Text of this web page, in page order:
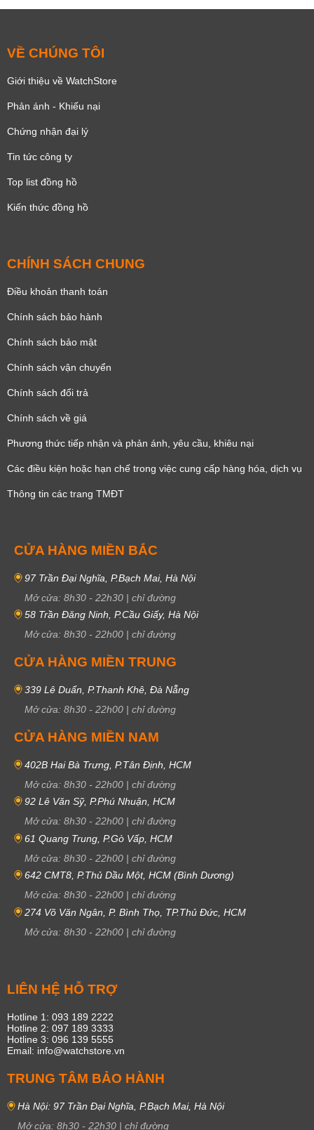
VỀ CHÚNG TÔI
Giới thiệu về WatchStore
Phản ánh - Khiếu nại
Chứng nhận đại lý
Tin tức công ty
Top list đồng hồ
Kiến thức đồng hồ
CHÍNH SÁCH CHUNG
Điều khoản thanh toán
Chính sách bảo hành
Chính sách bảo mật
Chính sách vận chuyển
Chính sách đổi trả
Chính sách về giá
Phương thức tiếp nhận và phản ánh, yêu cầu, khiêu nại
Các điều kiện hoặc hạn chế trong việc cung cấp hàng hóa, dịch vụ
Thông tin các trang TMĐT
CỬA HÀNG MIỀN BẮC
97 Trần Đại Nghĩa, P.Bạch Mai, Hà Nội
Mở cửa: 8h30 - 22h30 | chỉ đường
58 Trần Đăng Ninh, P.Cầu Giấy, Hà Nội
Mở cửa: 8h30 - 22h00 | chỉ đường
CỬA HÀNG MIỀN TRUNG
339 Lê Duẩn, P.Thanh Khê, Đà Nẵng
Mở cửa: 8h30 - 22h00 | chỉ đường
CỬA HÀNG MIỀN NAM
402B Hai Bà Trưng, P.Tân Định, HCM
Mở cửa: 8h30 - 22h00 | chỉ đường
92 Lê Văn Sỹ, P.Phú Nhuận, HCM
Mở cửa: 8h30 - 22h00 | chỉ đường
61 Quang Trung, P.Gò Vấp, HCM
Mở cửa: 8h30 - 22h00 | chỉ đường
642 CMT8, P.Thủ Dầu Một, HCM (Bình Dương)
Mở cửa: 8h30 - 22h00 | chỉ đường
274 Võ Văn Ngân, P. Bình Thọ, TP.Thủ Đức, HCM
Mở cửa: 8h30 - 22h00 | chỉ đường
LIÊN HỆ HỖ TRỢ
Hotline 1: 093 189 2222
Hotline 2: 097 189 3333
Hotline 3: 096 139 5555
Email: info@watchstore.vn
TRUNG TÂM BẢO HÀNH
Hà Nội: 97 Trần Đại Nghĩa, P.Bạch Mai, Hà Nội
Mở cửa: 8h30 - 22h30 | chỉ đường